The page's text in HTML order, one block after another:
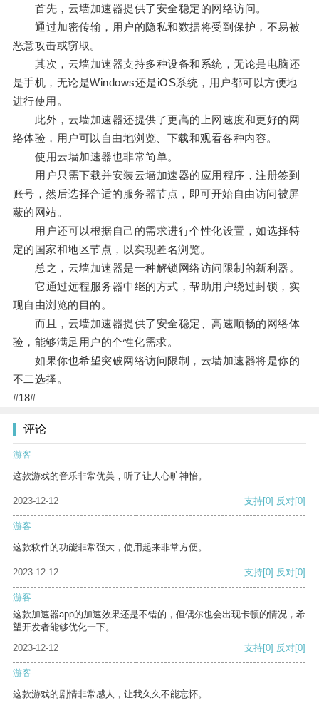
首先，云墙加速器提供了安全稳定的网络访问。
通过加密传输，用户的隐私和数据将受到保护，不易被
恶意攻击或窃取。
其次，云墙加速器支持多种设备和系统，无论是电脑还
是手机，无论是Windows还是iOS系统，用户都可以方便地
进行使用。
此外，云墙加速器还提供了更高的上网速度和更好的网
络体验，用户可以自由地浏览、下载和观看各种内容。
使用云墙加速器也非常简单。
用户只需下载并安装云墙加速器的应用程序，注册签到
账号，然后选择合适的服务器节点，即可开始自由访问被屏
蔽的网站。
用户还可以根据自己的需求进行个性化设置，如选择特
定的国家和地区节点，以实现匿名浏览。
总之，云墙加速器是一种解锁网络访问限制的新利器。
它通过远程服务器中继的方式，帮助用户绕过封锁，实
现自由浏览的目的。
而且，云墙加速器提供了安全稳定、高速顺畅的网络体
验，能够满足用户的个性化需求。
如果你也希望突破网络访问限制，云墙加速器将是你的
不二选择。
#18#
评论
游客
这款游戏的音乐非常优美，听了让人心旷神怡。
2023-12-12 支持[0] 反对[0]
游客
这款软件的功能非常强大，使用起来非常方便。
2023-12-12 支持[0] 反对[0]
游客
这款加速器app的加速效果还是不错的，但偶尔也会出现卡顿的情况，希
望开发者能够优化一下。
2023-12-12
支持[0] 反对[0]
游客
这款游戏的剧情非常感人，让我久久不能忘怀。